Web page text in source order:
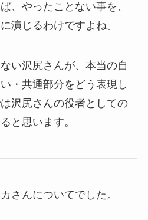
、やったことない事を、
演じるわけですよね。
い沢尻さんが、本当の自
・共通部分をどう表現し
沢尻さんの役者としての
と思います。
さんについてでした。